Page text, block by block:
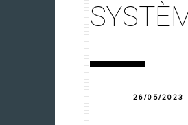
26/05/2023